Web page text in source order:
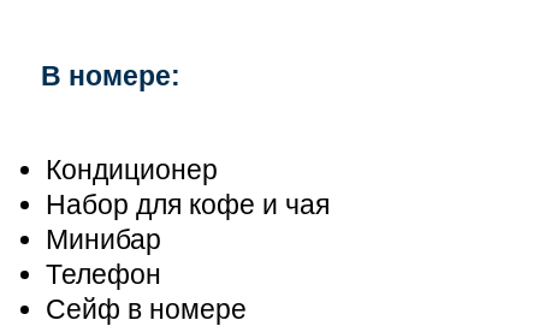
В номере:
Кондиционер
Набор для кофе и чая
Минибар
Телефон
Сейф в номере